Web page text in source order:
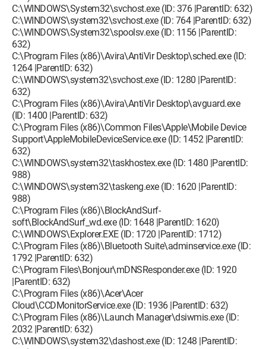
C:\WINDOWS\System32\svchost.exe (ID: 376 |ParentID: 632)
C:\WINDOWS\system32\svchost.exe (ID: 764 |ParentID: 632)
C:\WINDOWS\System32\spoolsv.exe (ID: 1156 |ParentID:
632)
C:\Program Files (x86)\Avira\AntiVir Desktop\sched.exe (ID:
1264 |ParentID: 632)
C:\WINDOWS\system32\svchost.exe (ID: 1280 |ParentID:
632)
C:\Program Files (x86)\Avira\AntiVir Desktop\avguard.exe
(ID: 1400 |ParentID: 632)
C:\Program Files (x86)\Common Files\Apple\Mobile Device
Support\AppleMobileDeviceService.exe (ID: 1452 |ParentID:
632)
C:\WINDOWS\system32\taskhostex.exe (ID: 1480 |ParentID:
988)
C:\WINDOWS\system32\taskeng.exe (ID: 1620 |ParentID:
988)
C:\Program Files (x86)\BlockAndSurf-
soft\BlockAndSurf_wd.exe (ID: 1648 |ParentID: 1620)
C:\WINDOWS\Explorer.EXE (ID: 1720 |ParentID: 1712)
C:\Program Files (x86)\Bluetooth Suite\adminservice.exe (ID:
1792 |ParentID: 632)
C:\Program Files\Bonjour\mDNSResponder.exe (ID: 1920
|ParentID: 632)
C:\Program Files (x86)\Acer\Acer
Cloud\CCDMonitorService.exe (ID: 1936 |ParentID: 632)
C:\Program Files (x86)\Launch Manager\dsiwmis.exe (ID:
2032 |ParentID: 632)
C:\WINDOWS\system32\dashost.exe (ID: 1248 |ParentID: